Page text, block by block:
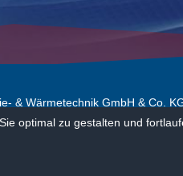
& Wärmetechnik GmbH & Co.
optimal zu gestalten und